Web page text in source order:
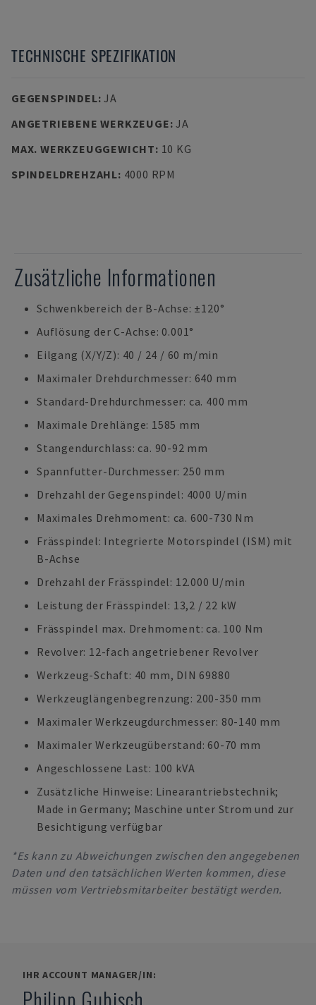
TECHNISCHE SPEZIFIKATION
GEGENSPINDEL:JA
ANGETRIEBENE WERKZEUGE:JA
MAX. WERKZEUGGEWICHT: 10 KG
SPINDELDREHZAHL: 4000 RPM
Zusätzliche Informationen
Schwenkbereich der B-Achse: ±120°
Auflösung der C-Achse: 0.001°
Eilgang (X/Y/Z): 40 / 24 / 60 m/min
Maximaler Drehdurchmesser: 640 mm
Standard-Drehdurchmesser: ca. 400 mm
Maximale Drehlänge: 1585 mm
Stangendurchlass: ca. 90-92 mm
Spannfutter-Durchmesser: 250 mm
Drehzahl der Gegenspindel: 4000 U/min
Maximales Drehmoment: ca. 600-730 Nm
Frässpindel: Integrierte Motorspindel (ISM) mit
B-Achse
Drehzahl der Frässpindel: 12.000 U/min
Leistung der Frässpindel: 13,2 / 22 kW
Frässpindel max. Drehmoment: ca. 100 Nm
Revolver: 12-fach angetriebener Revolver
Werkzeug-Schaft: 40 mm, DIN 69880
Werkzeuglängenbegrenzung: 200-350 mm
Maximaler Werkzeugdurchmesser: 80-140 mm
Maximaler Werkzeugüberstand: 60-70 mm
Angeschlossene Last: 100 kVA
Zusätzliche Hinweise: Linearantriebstechnik;
Made in Germany; Maschine unter Strom und zur
Besichtigung verfügbar
*Es kann zu Abweichungen zwischen den angegebenen
Daten und den tatsächlichen Werten kommen, diese
müssen vom Vertriebsmitarbeiter bestätigt werden.
IHR ACCOUNT MANAGER/IN: